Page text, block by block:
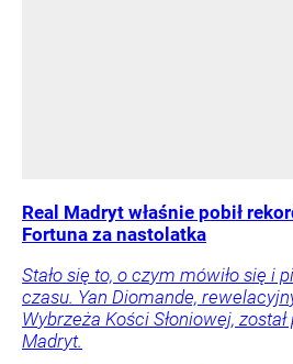
Real Madryt właśnie pobił
Fortuna za nastolatka
Stało się to, o czym mówiło się i
czasu. Yan Diomande,
Wybrzeża Kości Słoniowej,
Madryt.